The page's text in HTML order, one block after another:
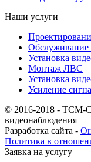
Наши услуги
Обслуживание
Установка
Монтаж ЛВС
Установка
Усиление
© 2016-2018 - ТСМ-
видеонаблюдения
Разработка сайта -
Политика в
Заявка на услугу